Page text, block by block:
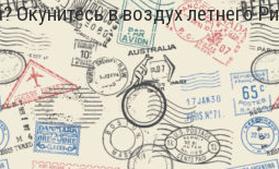
в воздух летнего